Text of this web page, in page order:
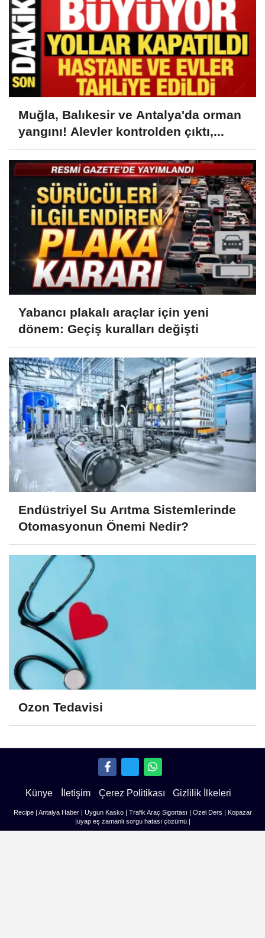
Muğla, Balıkesir ve Antalya'da orman
yangını! Alevler kontrolden çıktı,...
Yabancı plakalı araçlar için yeni
dönem: Geçiş kuralları değişti
Endüstriyel Su Arıtma Sistemlerinde
Otomasyonun Önemi Nedir?
Ozon Tedavisi
Künye İletişim Çerez Politikası Gizlilik İlkeleri
Recipe| Antalya Haber| Uygun Kasko| Trafik Araç Sigortası Özel Ders
Kopazar
uyap eş zamanlı sorgu hatası çözümü|